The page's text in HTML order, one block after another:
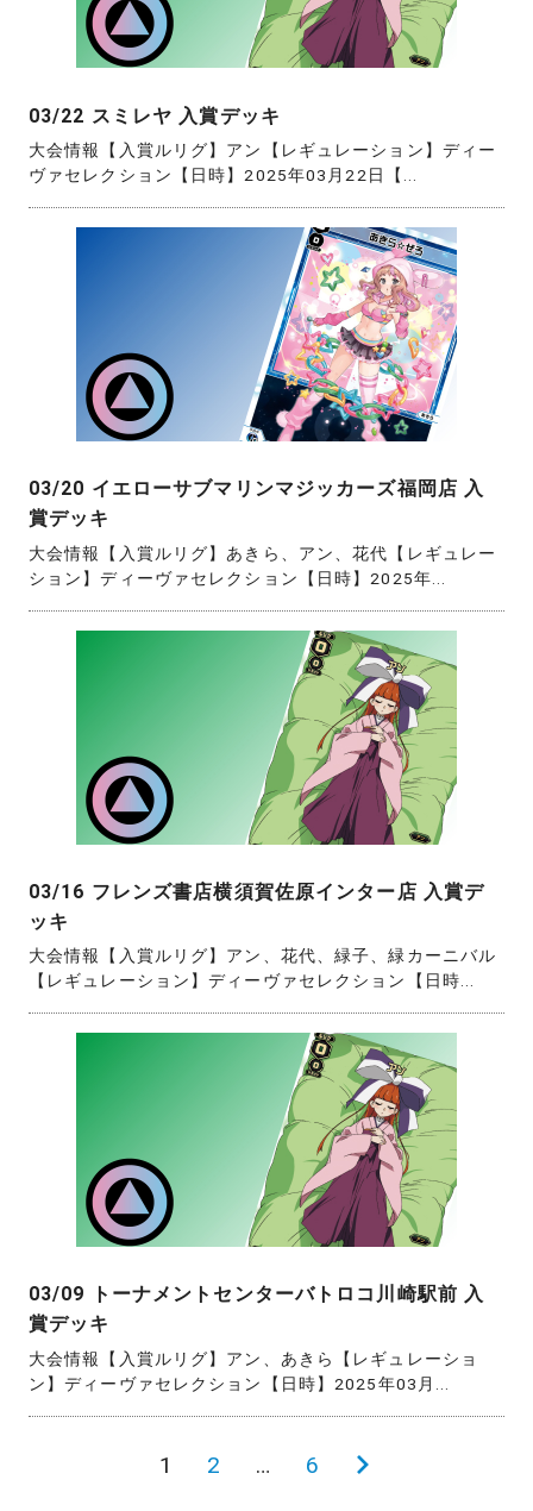
03/22 スミレヤ 入賞デッキ
大会情報【入賞ルリグ】アン【レギュレーション】ディー
ヴァセレクション【日時】2025年03月22日【...
03/20 イエローサブマリンマジッカーズ福岡店 入
賞デッキ
大会情報【入賞ルリグ】あきら、アン、花代【レギュレー
ション】ディーヴァセレクション【日時】2025年...
03/16 フレンズ書店横須賀佐原インター店 入賞デ
ッキ
大会情報【入賞ルリグ】アン、花代、緑子、緑カーニバル
【レギュレーション】ディーヴァセレクション【日時...
03/09 トーナメントセンターバトロコ川崎駅前 入
賞デッキ
大会情報【入賞ルリグ】アン、あきら【レギュレーショ
ン】ディーヴァセレクション【日時】2025年03月...
1 2 … 6
次